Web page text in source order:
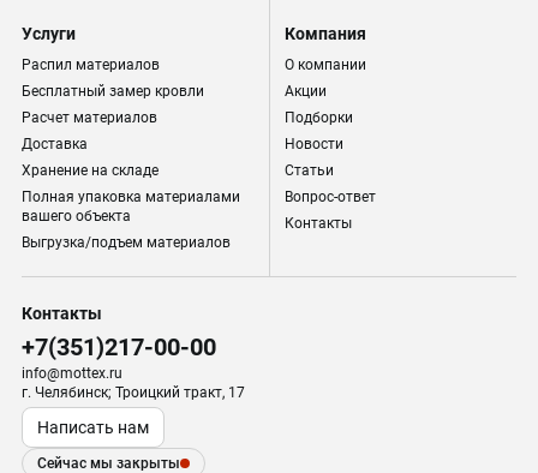
Услуги
Распил материалов
Бесплатный замер кровли
Расчет материалов
Доставка
Хранение на складе
Полная упаковка материалами
вашего объекта
Выгрузка/подъем материалов
Компания
О компании
Акции
Подборки
Новости
Статьи
Вопрос-ответ
Контакты
Контакты
+7(351)217-00-00
info@mottex.ru
г. Челябинск; Троицкий тракт, 17
Написать нам
Сейчас мы закрыты